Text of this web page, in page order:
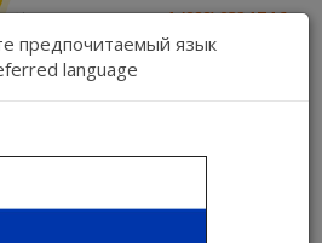
1 (888) 832 17 16
1 (888) 827 06 06
us Register Login
предпочитаемый язык
language